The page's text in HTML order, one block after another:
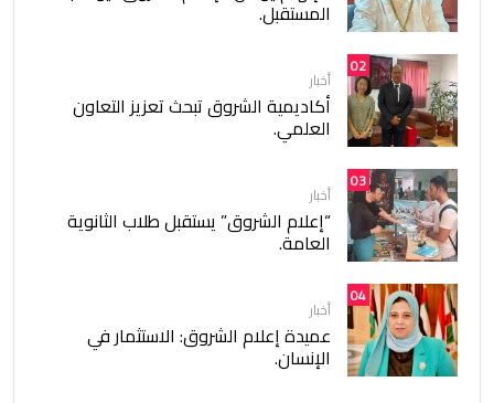
المستقبل.
02
أخبار
أكاديمية الشروق تبحث تعزيز التعاون
العلمي.
03
أخبار
“إعلام الشروق” يستقبل طلاب الثانوية
العامة.
04
أخبار
عميدة إعلام الشروق: الاستثمار في
الإنسان.